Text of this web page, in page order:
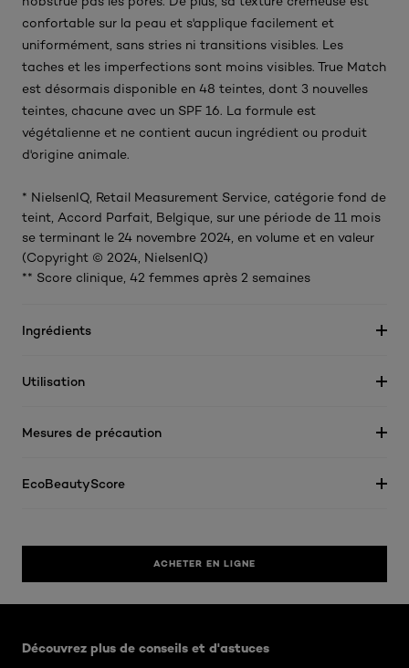
confortable sur la peau et s'applique facilement et
uniformément, sans stries ni transitions visibles. Les
taches et les imperfections sont moins visibles. True Match
est désormais disponible en 48 teintes, dont 3 nouvelles
teintes, chacune avec un SPF 16. La formule est
végétalienne et ne contient aucun ingrédient ou produit
d'origine animale.
* NielsenIQ, Retail Measurement Service, catégorie fond de
teint, Accord Parfait, Belgique, sur une période de 11 mois
se terminant le 24 novembre 2024, en volume et en valeur
(Copyright © 2024, NielsenIQ)
** Score clinique, 42 femmes après 2 semaines
Ingrédients
Utilisation
Mesures de précaution
EcoBeautyScore
ACHETER EN LIGNE
Découvrez plus de conseils et d'astuces